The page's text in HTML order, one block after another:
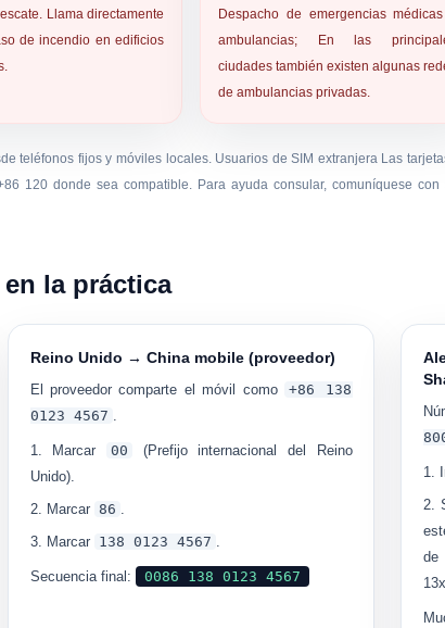
Llama directamente
de incendio en edificios
Despacho de emergencias
ambulancias; En las
ciudades también existen algunas
de ambulancias privadas.
teléfonos fijos y móviles locales. Usuarios de SIM extranjera Las
120 donde sea compatible. Para ayuda consular, comuníquese
la práctica
Reino Unido → China mobile (proveedor)
El proveedor comparte el móvil como
+86 138
0123 4567 .
Marcar 00
(Prefijo internacional del Reino
Unido).
Marcar 86 .
Marcar 138 0123 4567 .
Secuencia final: 0086 138 0123 4567
de